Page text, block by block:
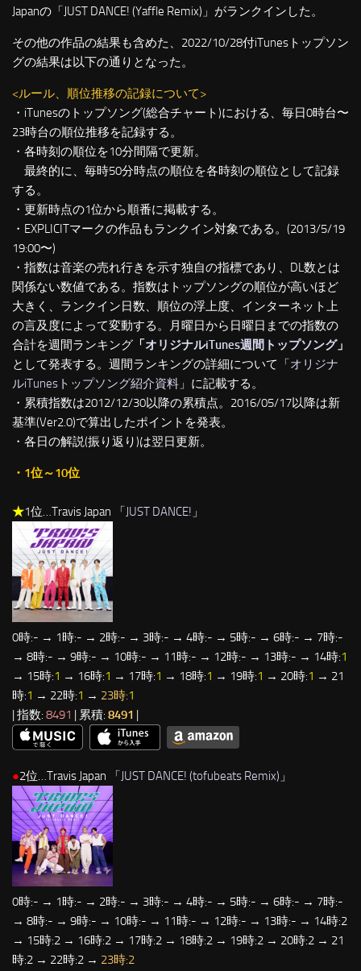
Japanの「JUST DANCE! (Yaffle Remix)」がランクインした。
その他の作品の結果も含めた、2022/10/28付iTunesトップソン
グの結果は以下の通りとなった。
<ルール、順位推移の記録について>
・iTunesのトップソング(総合チャート)における、毎日0時台〜
23時台の順位推移を記録する。
・各時刻の順位を10分間隔で更新。
最終的に、毎時50分時点の順位を各時刻の順位として記録
する。
・更新時点の1位から順番に掲載する。
・EXPLICITマークの作品もランクイン対象である。(2013/5/19
19:00〜)
・指数は音楽の売れ行きを示す独自の指標であり、DL数とは
関係ない数値である。指数はトップソングの順位が高いほど
大きく、ランクイン日数、順位の浮上度、インターネット上
の言及度によって変動する。月曜日から日曜日までの指数の
合計を週間ランキング 「オリジナルiTunes週間トップソング」
として発表する。週間ランキングの詳細について「オリジナ
ルiTunesトップソング紹介資料 」に記載する。
・累積指数は2012/12/30以降の累積点。2016/05/17以降は新
基準(Ver2.0)で算出したポイントを発表。
・各日の解説(振り返り)は翌日更新。
・1位～10位
★1位…Travis Japan 「JUST DANCE! 」
0時:- → 1時:- → 2時:- → 3時:- → 4時:- → 5時:- → 6時:- → 7時:-
→ 8時:- → 9時:- → 10時:- → 11時:- → 12時:- → 13時:- → 14時:1
→ 15時:1 → 16時:1 → 17時:1 → 18時:1 → 19時:1 → 20時:1 → 21
時:1 → 22時:1 → 23時:1
| 指数: 8491 | 累積: 8491 |
●2位…Travis Japan 「JUST DANCE! (tofubeats Remix) 」
0時:- → 1時:- → 2時:- → 3時:- → 4時:- → 5時:- → 6時:- → 7時:-
→ 8時:- → 9時:- → 10時:- → 11時:- → 12時:- → 13時:- → 14時:2
→ 15時:2 → 16時:2 → 17時:2 → 18時:2 → 19時:2 → 20時:2 → 21
時:2 → 22時:2 → 23時:2